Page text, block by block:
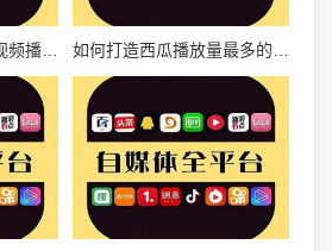
如何在西瓜视频提升视频播放量？这里有最全攻略！